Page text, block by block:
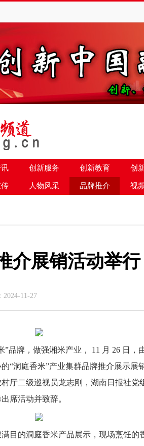
创新服务 创新教育 创
人物风采 品牌推介 视
介展销活动举行
2024-11-27
”品牌，做强湘米产业， 11 月 26 日，
“洞庭香米”产业集群品牌推介展示展
厅二级巡视员龙志刚，湖南日报社党
席活动并致辞。
满目的洞庭香米产品展示，现场烹饪